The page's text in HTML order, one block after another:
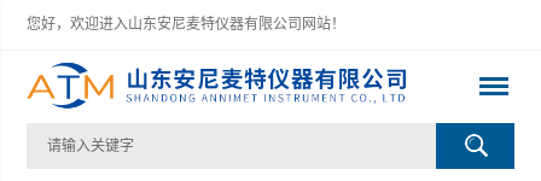
您好，欢迎进入山东安尼麦特仪器有限公司网站！